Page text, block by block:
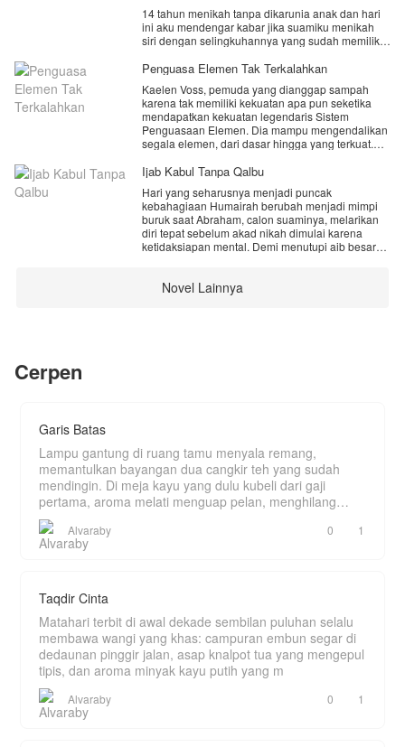
14 tahun menikah tanpa dikarunia anak dan hari
ini aku mendengar kabar jika suamiku menikah
siri dengan selingkuhannya yang sudah memiliki
limbung ke tanah. Entah apa yang harus aku
lakukan setelah ini.
Namun yang membuat dadaku lebih sakit lagi
ternyata wanita yang dinikahi suamiku merupakan
usil dengan kondisiku yang sudah puluhan tahun
tidak bisa memberikan anak.
Di saat semua orang menuntutku menerima
keadaan, aku memilih bertahan. Bukan untuk
mengalah… tapi untuk membuktikan bahwa aku
tidak selemah yang mereka kira.
Namun tanpa kusadari, perlahan ada hal lain
aneh, perasaan kehilangan yang tak bisa
dijelaskan, hingga sebuah pertemuan tak terduga
Penguasa Elemen Tak Terkalahkan
Kaelen Voss, pemuda yang dianggap sampah
karena tak memiliki kekuatan apa pun seketika
mendapatkan kekuatan legendaris Sistem
Penguasaan Elemen. Dia mampu mengendalikan
segala elemen, dari dasar hingga yang terkuat.
dari keterpurukan, mengungkap rahasia masa
kegelapan untuk menjadi sosok terhebat yang
menguasai segalanya.
Ijab Kabul Tanpa Qalbu
Hari yang seharusnya menjadi puncak
kebahagiaan Humairah berubah menjadi mimpi
buruk saat Abraham, calon suaminya, melarikan
diri tepat sebelum akad nikah dimulai karena
ketidaksiapan mental. Demi menutupi aib besar
menikahkan putranya, Ustadz Fathan
Kareem,yang sekaligus kakak Abraham untuk
Kini, Humairah harus berjuang dalam pernikahan
tanpa kasih sayang, sementara Fathan terus
berperang dengan traumanya. Akankah ketulusan
Humairah mampu meruntuhkan dinding ustadz.
Novel Lainnya
Cerpen
Garis Batas
Lampu gantung di ruang tamu menyala remang,
memantulkan bayangan dua cangkir teh yang sudah
mendingin. Di meja kayu yang dulu kubeli dari gaji
pertama, aroma melati menguap pelan, menghilang
ditelan k
Alvaraby 0 1
Taqdir Cinta
Matahari terbit di awal dekade sembilan puluhan selalu
membawa wangi yang khas: campuran embun segar di
dedaunan pinggir jalan, asap knalpot tua yang mengepul
tipis, dan aroma minyak kayu putih yang m
Alvaraby 0 1